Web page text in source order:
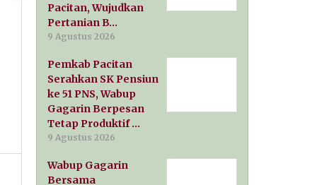
Pacitan, Wujudkan
Pertanian B…
9 Agustus 2026
Pemkab Pacitan
Serahkan SK Pensiun
ke 51 PNS, Wabup
Gagarin Berpesan
Tetap Produktif …
9 Agustus 2026
Wabup Gagarin
Bersama